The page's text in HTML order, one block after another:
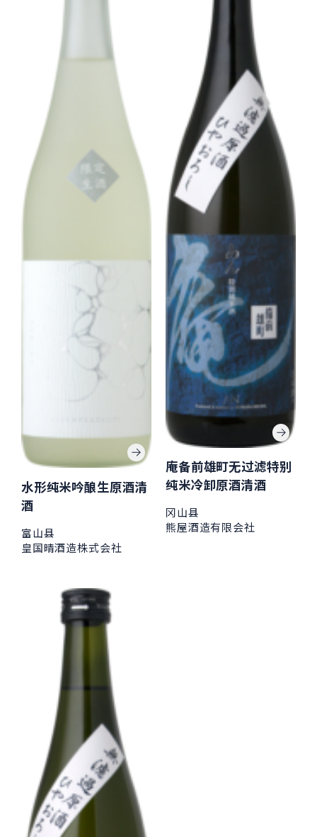
水形纯米吟酿生原酒清
酒
富山县
皇国晴酒造株式会社
庵备前雄町无过滤特别
纯米冷卸原酒清酒
冈山县
熊屋酒造有限会社